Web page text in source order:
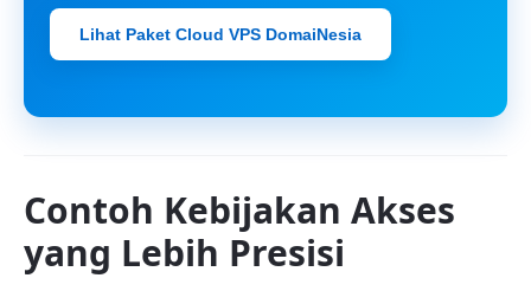
Lihat Paket Cloud VPS DomaiNesia
Contoh Kebijakan Akses
yang Lebih Presisi